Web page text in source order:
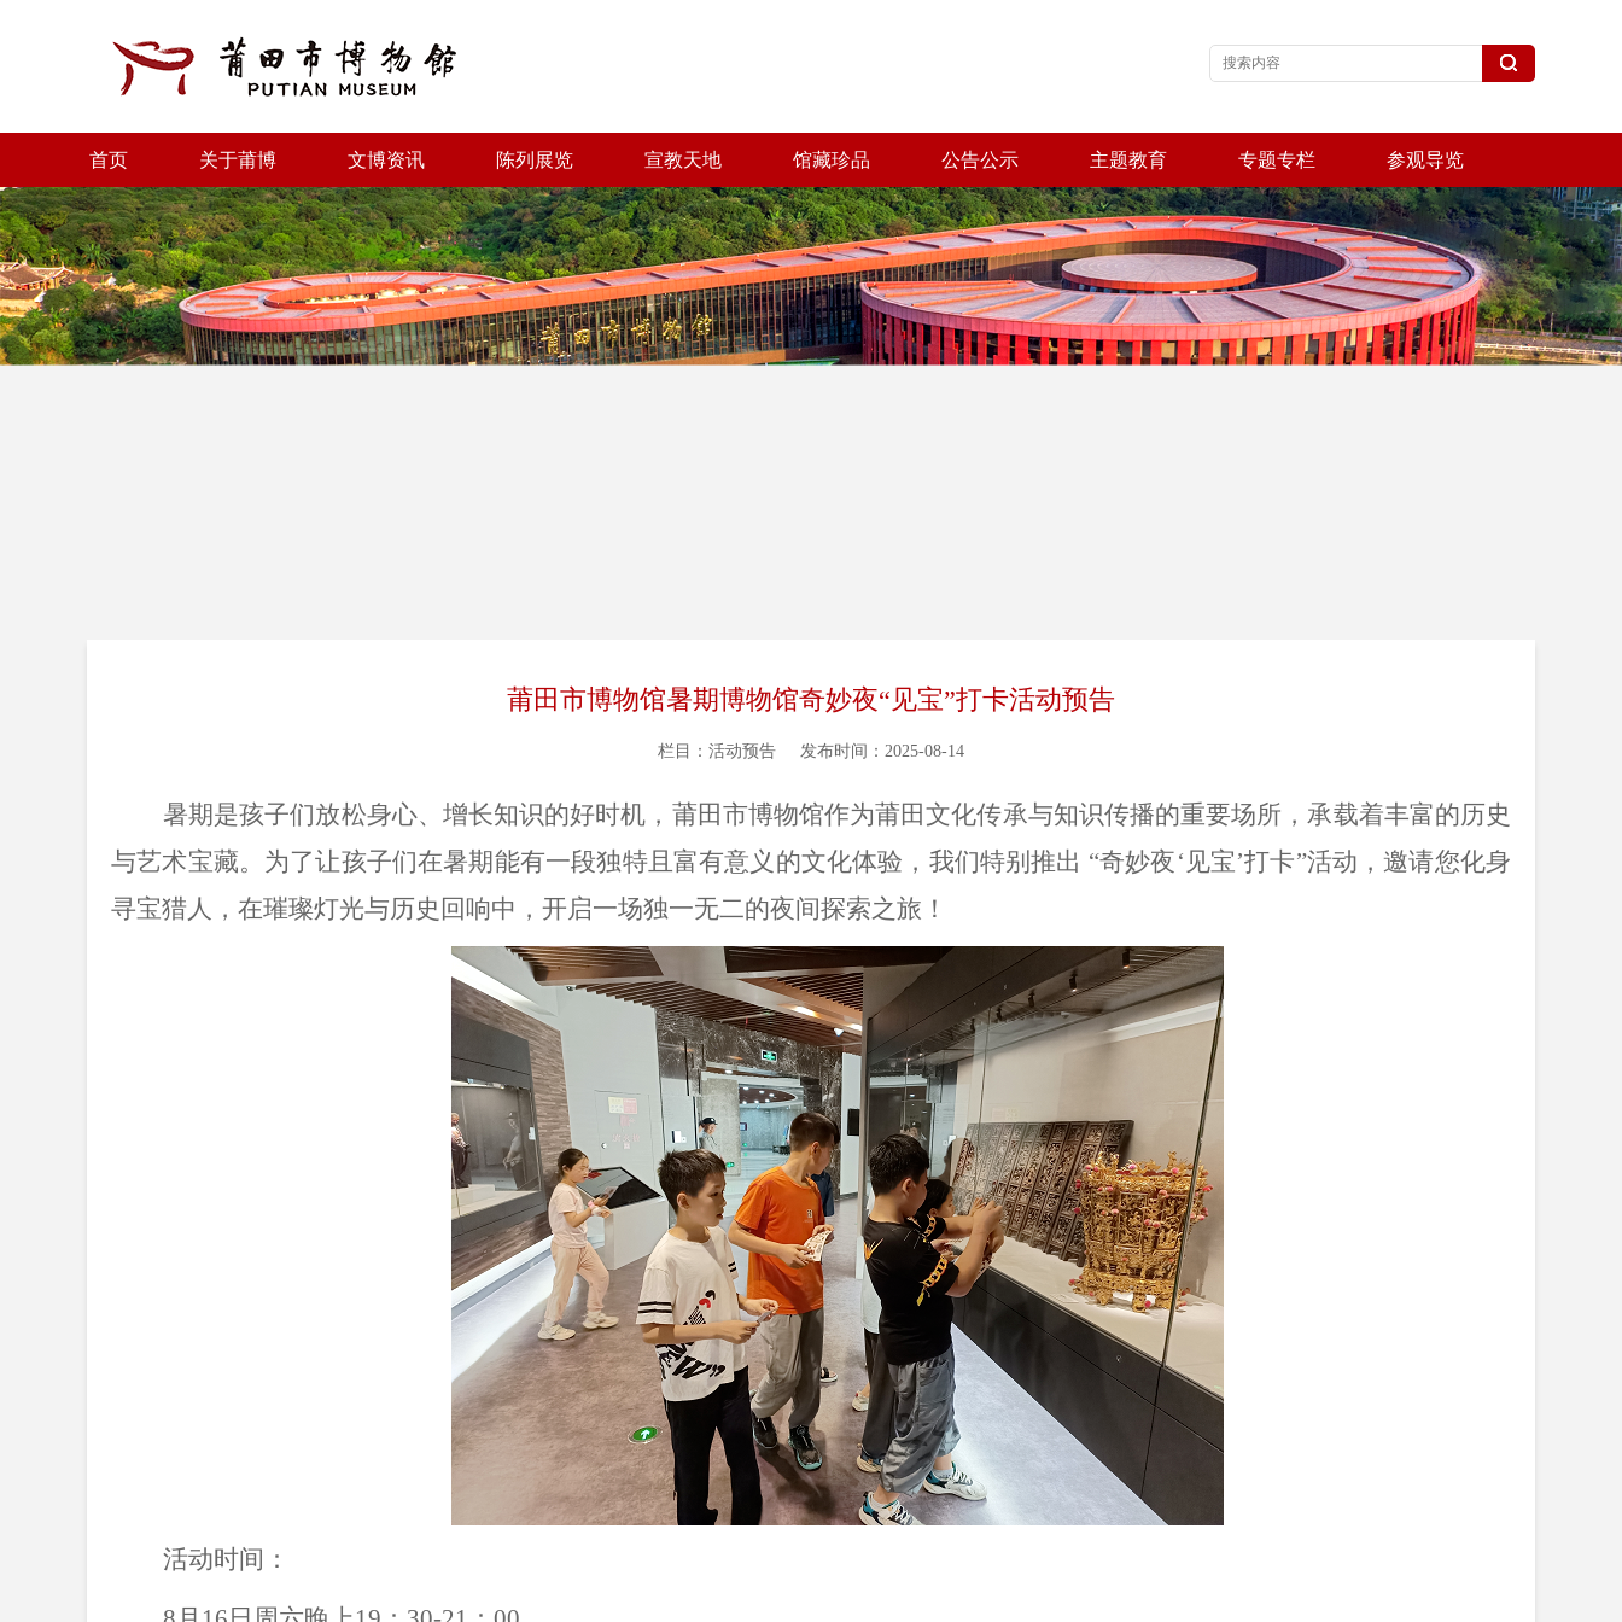
首页 关于莆博 文博资讯 陈列展览 宣教天地 馆藏珍品 公告公示 主题教育 专题专栏 参观导览
莆田市博物馆暑期博物馆奇妙夜“见宝”打卡活动预告
栏目：活动预告 发布时间：2025-08-14
暑期是孩子们放松身心、增长知识的好时机，莆田市博物馆作为莆田文化传承与知识传播的重要场所，承载着丰富的历史
与艺术宝藏。为了让孩子们在暑期能有一段独特且富有意义的文化体验，我们特别推出 “奇妙夜‘见宝’打卡”活动，邀请您化身
寻宝猎人，在璀璨灯光与历史回响中，开启一场独一无二的夜间探索之旅！
活动时间：